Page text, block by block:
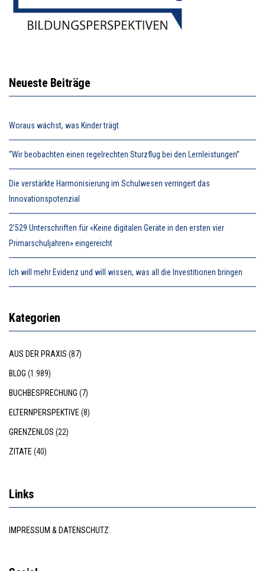
Neueste Beiträge
Woraus wächst, was Kinder trägt
“Wir beobachten einen regelrechten Sturzflug bei den Lernleistungen”
Die verstärkte Harmonisierung im Schulwesen verringert das
Innovationspotenzial
2’529 Unterschriften für «Keine digitalen Geräte in den ersten vier
Primarschuljahren» eingereicht
Ich will mehr Evidenz und will wissen, was all die Investitionen bringen
Kategorien
AUS DER PRAXIS (87)
BLOG (1.989)
BUCHBESPRECHUNG (7)
ELTERNPERSPEKTIVE (8)
GRENZENLOS (22)
ZITATE (40)
Links
IMPRESSUM & DATENSCHUTZ